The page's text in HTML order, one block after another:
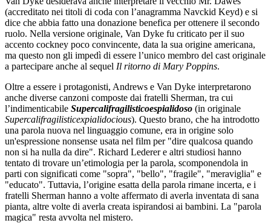
(accreditato nei titoli di coda con l’anagramma Navckid Keyd) e si
dice che abbia fatto una donazione benefica per ottenere il secondo
ruolo. Nella versione originale, Van Dyke fu criticato per il suo
accento cockney poco convincente, data la sua origine americana,
ma questo non gli impedì di essere l’unico membro del cast originale
a partecipare anche al sequel Il ritorno di Mary Poppins.
Oltre a essere i protagonisti, Andrews e Van Dyke interpretarono
anche diverse canzoni composte dai fratelli Sherman, tra cui
l’indimenticabile Supercalifragilisticoespialidoso (in originale
Supercalifragilisticexpialidocious). Questo brano, che ha introdotto
una parola nuova nel linguaggio comune, era in origine solo
un'espressione nonsense usata nel film per "dire qualcosa quando
non si ha nulla da dire". Richard Lederer e altri studiosi hanno
tentato di trovare un’etimologia per la parola, scomponendola in
parti con significati come "sopra", "bello", "fragile", "meraviglia" e
"educato". Tuttavia, l’origine esatta della parola rimane incerta, e i
fratelli Sherman hanno a volte affermato di averla inventata di sana
pianta, altre volte di averla creata ispirandosi ai bambini. La "parola
magica" resta avvolta nel mistero.